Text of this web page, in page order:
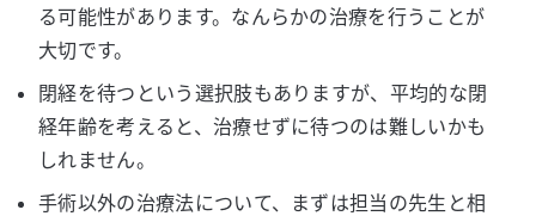
る可能性があります。なんらかの治療を行うことが
大切です。
閉経を待つという選択肢もありますが、平均的な閉
経年齢を考えると、治療せずに待つのは難しいかも
しれません。
手術以外の治療法について、まずは担当の先生と相